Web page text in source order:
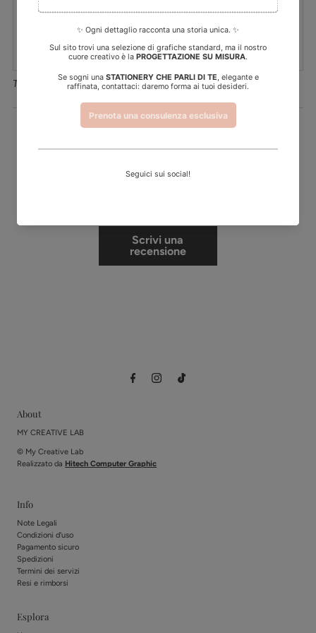
bevande necessari per la personalizzazione prima di procedere
Torna a Ilaria Prodotto precedente Prossimo prodotto
Scrivi una
recensione
About
MY CREATIVE LAB
© My Creative Lab
Realizzato da Hitech Computer Graphic
Info
Note Legali
Condizioni d'uso
Pagamento sicuro
Spedizioni
Termini dei servizi
Resi e rimborsi
Esplora